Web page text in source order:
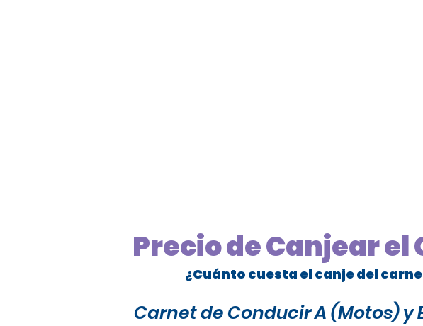
Precio de Canjear
¿Cuánto cuesta el canje del
Carnet de Conducir A (Motos) y